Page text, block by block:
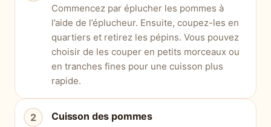
Commencez par éplucher les pommes à
l’aide de l’éplucheur. Ensuite, coupez-les en
quartiers et retirez les pépins. Vous pouvez
choisir de les couper en petits morceaux ou
en tranches fines pour une cuisson plus
rapide.
Cuisson des pommes